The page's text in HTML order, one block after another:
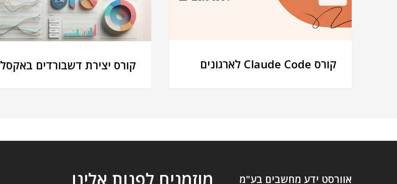
קורס Claude Code לארגונים קורס יצירת דשבורדים באקסל
אוורסט ידע מחשבים בע"מ